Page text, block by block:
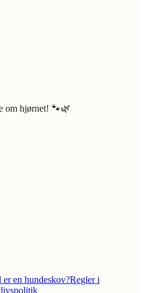
om hjørnet! 🐾🌿
er en hundeskov?Regler i